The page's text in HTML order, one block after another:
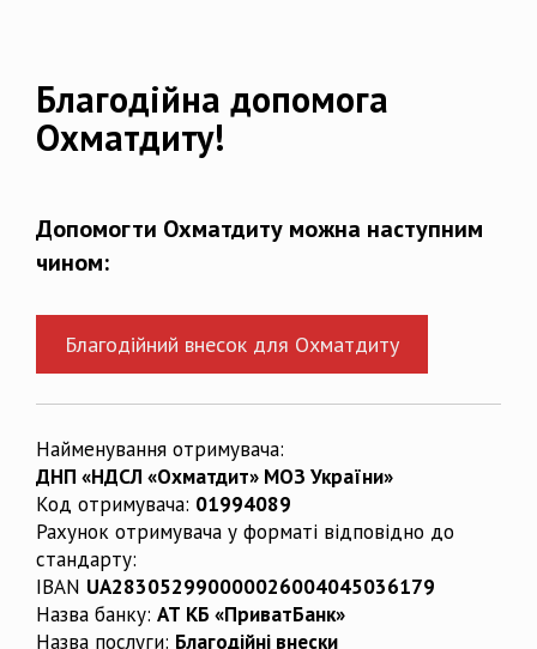
Благодійна допомога
Охматдиту!
Допомогти Охматдиту можна наступним
чином:
Благодійний внесок для Охматдиту
Найменування отримувача:
ДНП «НДСЛ «Охматдит» МОЗ України»
Код отримувача: 01994089
Рахунок отримувача у форматі відповідно до
стандарту:
IBAN UA283052990000026004045036179
Назва банку: АТ КБ «ПриватБанк»
Назва послуги: Благодійні внески